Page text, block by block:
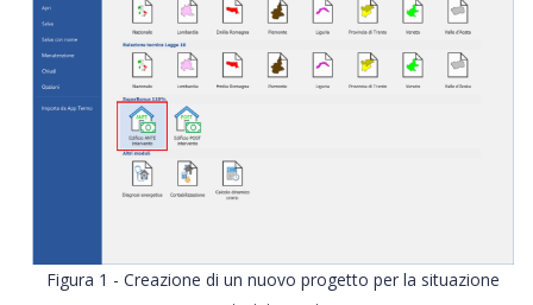
Figura 1 - Creazione di un nuovo progetto per la situazione